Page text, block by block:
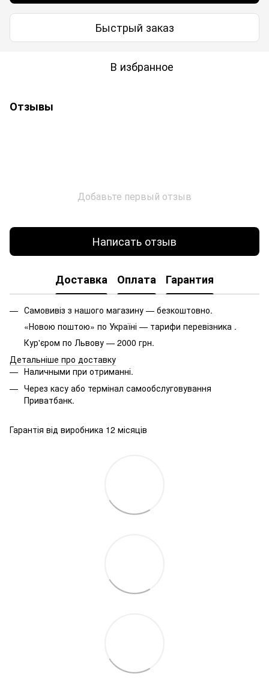
Быстрый заказ
В избранное
Отзывы
Добавьте первый отзыв
Написать отзыв
Доставка Оплата Гарантия
Самовивіз з нашого магазину — безкоштовно.
«Новою поштою» по Україні — тарифи перевізника .
Кур'єром по Львову — 2000 грн.
Детальніше про доставку
Наличными при отриманні.
Через касу або термінал самообслуговування
Приватбанк.
Гарантія від виробника 12 місяців